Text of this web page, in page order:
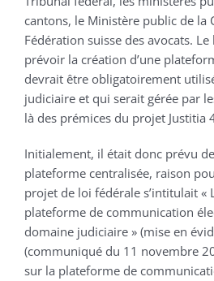
cantons, le Ministère public de la
Fédération suisse des avocats.
prévoir la création d’une
devrait être obligatoirement
judiciaire et qui serait gérée par
là des prémices du projet Justitia
Initialement, il était donc prévu
plateforme centralisée, raison
projet de loi fédérale s’intitulait «
plateforme de communication
domaine judiciaire » (mise en
(communiqué du 11 novembre
sur la plateforme de